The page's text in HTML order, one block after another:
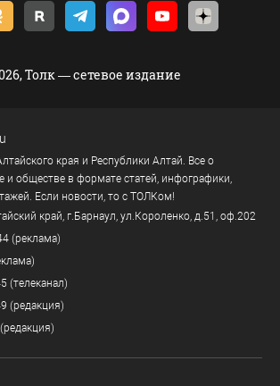
Толк — сетевое издание
края и Республики Алтай. Все о
и обществе в формате статей, инфографики,
Если новости, то с ТОЛКом!
край, г. Барнаул ул.Короленко, д.51, оф.202
(реклама)
(телеканал)
(редакция)
(редакция)